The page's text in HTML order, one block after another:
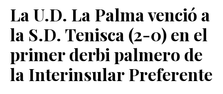
La U.D. La Palma venció a
la S.D. Tenisca (2-0) en el
primer derbi palmero de
la Interinsular Preferente